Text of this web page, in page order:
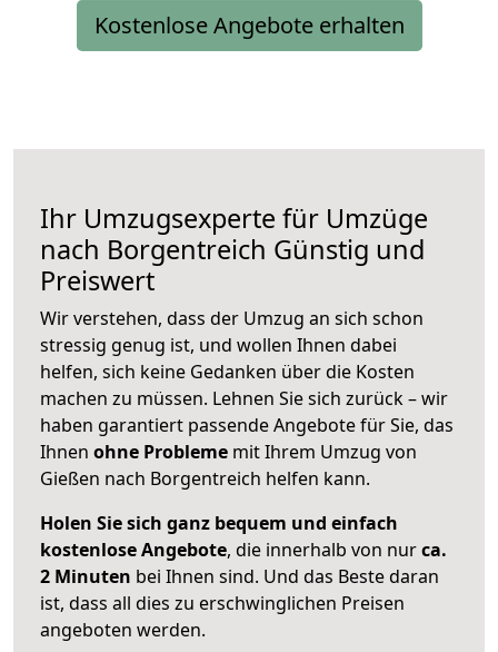
Kostenlose Angebote erhalten
Ihr Umzugsexperte für Umzüge
nach Borgentreich Günstig und
Preiswert
Wir verstehen, dass der Umzug an sich schon
stressig genug ist, und wollen Ihnen dabei
helfen, sich keine Gedanken über die Kosten
machen zu müssen. Lehnen Sie sich zurück – wir
haben garantiert passende Angebote für Sie, das
Ihnen ohne Probleme mit Ihrem Umzug von
Gießen nach Borgentreich helfen kann.
Holen Sie sich ganz bequem und einfach
kostenlose Angebote, die innerhalb von nurca.
2 Minuten bei Ihnen sind. Und das Beste daran
ist, dass all dies zu erschwinglichen Preisen
angeboten werden.